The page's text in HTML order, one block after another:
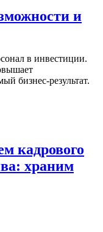
и
в инвестиции.
бизнес-результат.
кадрового
храним